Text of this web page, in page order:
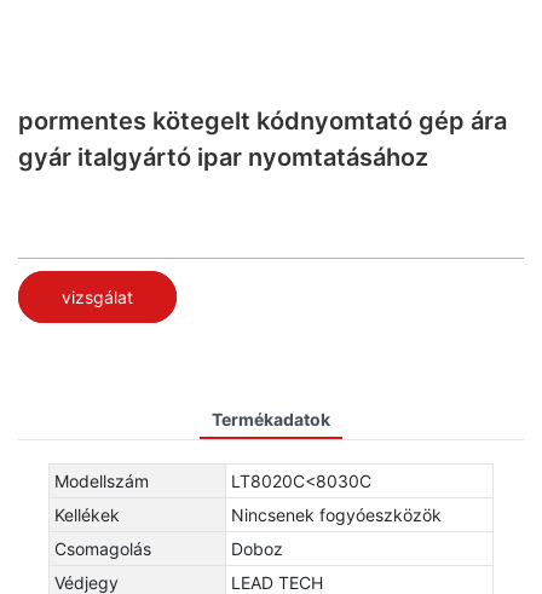
pormentes kötegelt kódnyomtató gép ára
gyár italgyártó ipar nyomtatásához
vizsgálat
Termékadatok
Modellszám
LT8020C<8030C
Kellékek
Nincsenek fogyóeszközök
Csomagolás
Doboz
Védjegy
LEAD TECH